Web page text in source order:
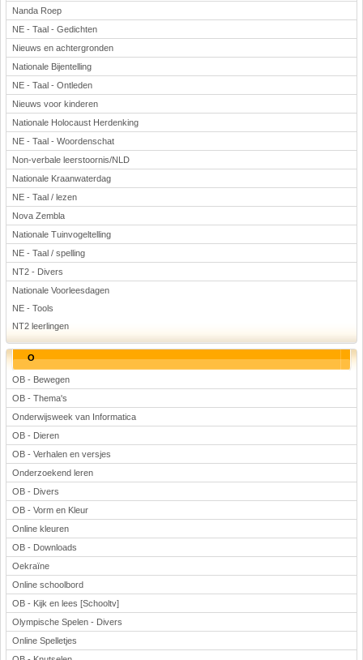
Nanda Roep
NE - Taal - Gedichten
Nieuws en achtergronden
Nationale Bijentelling
NE - Taal - Ontleden
Nieuws voor kinderen
Nationale Holocaust Herdenking
NE - Taal - Woordenschat
Non-verbale leerstoornis/NLD
Nationale Kraanwaterdag
NE - Taal / lezen
Nova Zembla
Nationale Tuinvogeltelling
NE - Taal / spelling
NT2 - Divers
Nationale Voorleesdagen
NE - Tools
NT2 leerlingen
O
OB - Bewegen
OB - Thema's
Onderwijsweek van Informatica
OB - Dieren
OB - Verhalen en versjes
Onderzoekend leren
OB - Divers
OB - Vorm en Kleur
Online kleuren
OB - Downloads
Oekraïne
Online schoolbord
OB - Kijk en lees [Schooltv]
Olympische Spelen - Divers
Online Spelletjes